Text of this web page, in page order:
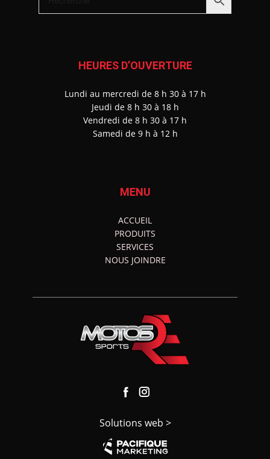
HEURES D’OUVERTURE
Lundi au mercredi de 8 h 30 à 17 h
Jeudi de 8 h 30 à 18 h
Vendredi de 8 h 30 à 17 h
Samedi de 9 h à 12 h
MENU
ACCUEIL
PRODUITS
SERVICES
NOUS JOINDRE
Solutions web >